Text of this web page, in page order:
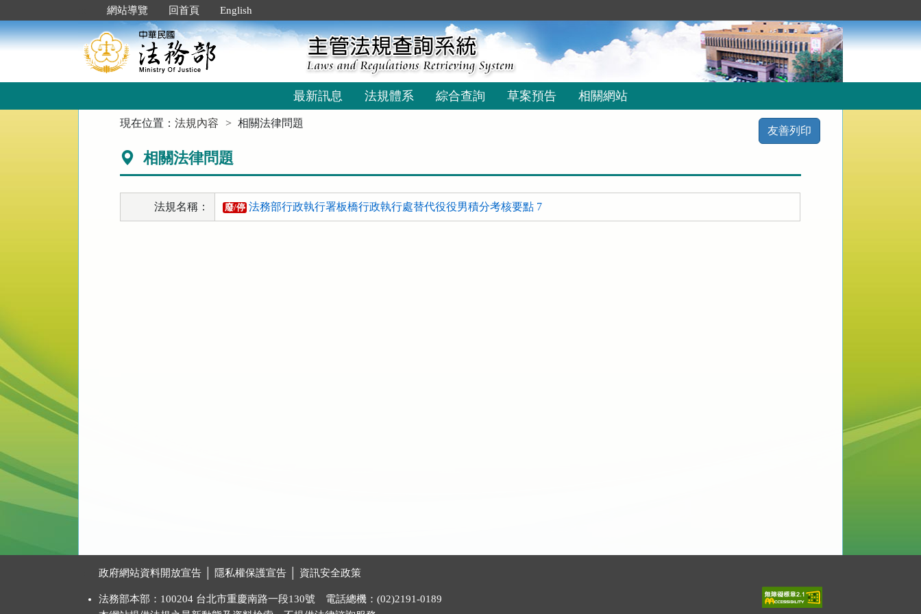
到
主
要
網站導覽 回首頁 English
最新訊息 法規體系 綜合查詢 草案預告 相關網站
現在位置：法規內容 相關法律問題
友善列印
相關法律問題
法規名稱： 廢/停 法務部行政執行署板橋行政執行處替代役役男積分考核要點 7
政府網站資料開放宣告 隱私權保護宣告 資訊安全政策
法務部本部：100204 台北市重慶南路一段130號 電話總機：(02)2191-0189